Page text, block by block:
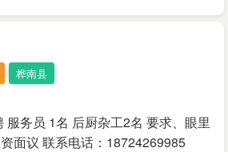
桦南县
服务员 1名 后厨杂工2名 要求、眼里
面议 联系电话：18724269985